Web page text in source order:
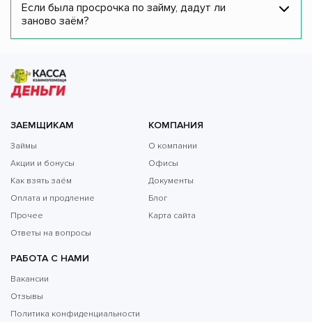
Если была просрочка по займу, дадут ли
заново заём?
ЗАЕМЩИКАМ
Займы
Акции и бонусы
Как взять заём
Оплата и продление
Прочее
Ответы на вопросы
КОМПАНИЯ
О компании
Офисы
Документы
Блог
Карта сайта
РАБОТА С НАМИ
Вакансии
Отзывы
Политика конфиденциальности